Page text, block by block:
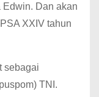
Dan akan
XXIV tahun
sebagai
TNI.